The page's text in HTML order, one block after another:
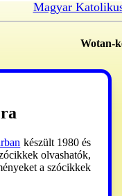
Magyar
Wotan-
készült 1980 és
olvashatók,
a szócikkek